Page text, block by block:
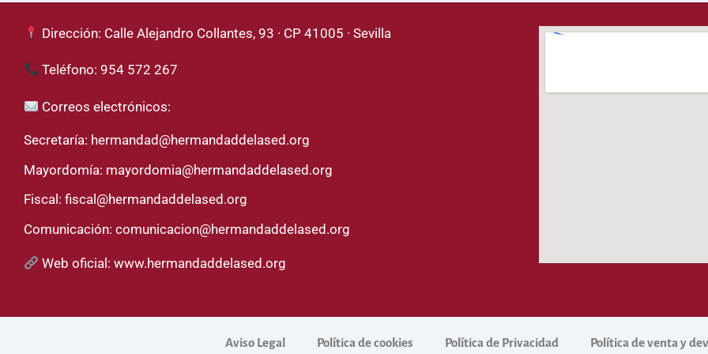
Dirección: Calle Alejandro Collantes, 93 · CP 41005 · Sevilla
Teléfono: 954 572 267
Correos electrónicos:
Secretaría: hermandad@hermandaddelased.org
Mayordomía: mayordomia@hermandaddelased.org
Fiscal: fiscal@hermandaddelased.org
Comunicación: comunicacion@hermandaddelased.org
Web oficial:www.hermandaddelased.org
Aviso Legal Política de cookies Política de Privacidad Política de venta y